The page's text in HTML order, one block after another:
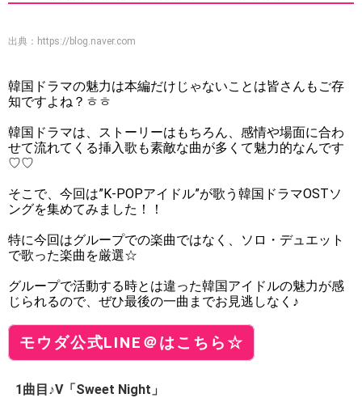
出典： https://blog.naver.com
韓国ドラマの魅力は本編だけじゃないことは皆さんもご存
知ですよね？ㅎㅎ
韓国ドラマは、ストーリーはもちろん、感情や場面に合わ
せて流れてくる挿入歌も素敵な曲が多くて魅力的なんです
♡♡
そこで、今回は”K-POPアイドル”が歌う韓国ドラマOSTソ
ングを集めてみました！！
特に今回はグループでの楽曲ではなく、ソロ・デュエット
で歌った楽曲を厳選☆
グループで活動する時とは違った韓国アイドルの魅力が感
じられるので、ぜひ最後の一曲までお見逃しなく♪
モウダ公式LINE＠はこちら☆
1曲目♪V「Sweet Night」